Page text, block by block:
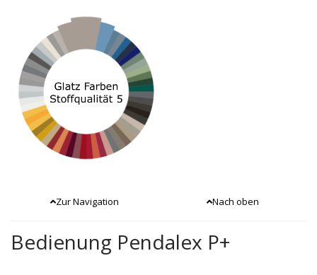
Zur Navigation Nach oben
Bedienung Pendalex P+